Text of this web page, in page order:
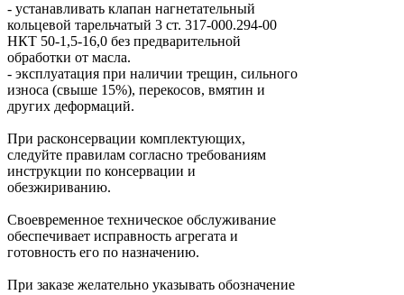
- устанавливать клапан нагнетательный
кольцевой тарельчатый 3 ст. 317-000.294-00
НКТ 50-1,5-16,0 без предварительной
обработки от масла.
- эксплуатация при наличии трещин, сильного
износа (свыше 15%), перекосов, вмятин и
других деформаций.
При расконсервации комплектующих,
следуйте правилам согласно требованиям
инструкции по консервации и
обезжириванию.
Своевременное техническое обслуживание
обеспечивает исправность агрегата и
готовность его по назначению.
При заказе желательно указывать обозначение